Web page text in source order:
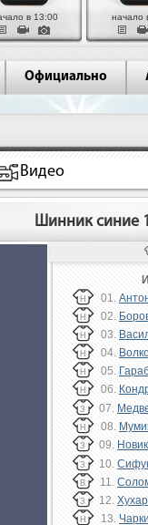
в 13:00 начало
Официально
Видео
Шинник синие
Н 01.
Н 02.
Н 03.
Н 04.
Н 05.
Н 06.
З 07.
Н 08.
З 09.
З 10.
В 11.
З 12.
Н 13.